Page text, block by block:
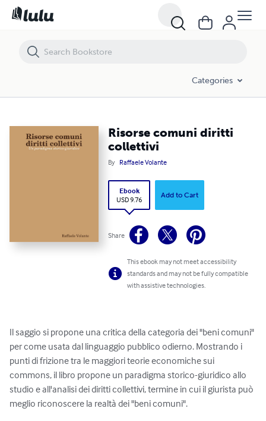
Categories
Risorse comuni diritti
collettivi
By Raffaele Volante
Ebook
USD 9.76
Add to Cart
Share
This ebook may not meet accessibility
standards and may not be fully compatible
with assistive technologies.
Il saggio si propone una critica della categoria dei "beni comuni"
per come usata dal linguaggio pubblico odierno. Mostrando i
punti di frizione tra le maggiori teorie economiche sui
commons, il libro propone un paradigma storico-giuridico allo
studio e all'analisi dei diritti collettivi, termine in cui il giurista può
meglio riconoscere la realtà dei "beni comuni".
Risorse comuni diritti collettivi